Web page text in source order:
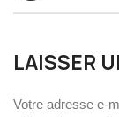
LAISSER
Votre adresse e-